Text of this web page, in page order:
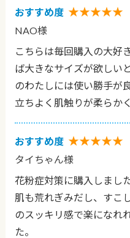
おすすめ度 ★★★★★
NAO様
こちらは毎回購入の大好
ば大きなサイズが欲しい
のわたしには使い勝手が
立ちよく肌触りが柔らか
おすすめ度 ★★★★★
タイちゃん様
花粉症対策に購入しました
肌も荒れぎみだし、すこ
のスッキリ感で楽になれ
た。